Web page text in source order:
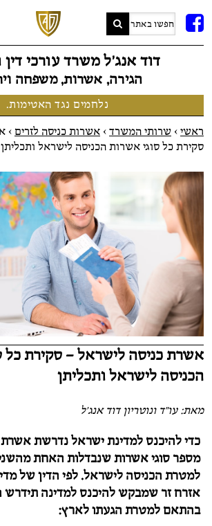
FB
דוד אנג׳ל משרד עורכי דין
הגירה, אשרות, משפחה
נלחמים נגד האטימות.
ראשי > שרותי המשרד > אשרות כניסה לזרים >
סקירת כל סוגי אשרות הכניסה לישראל ותכליתן
אשרת כניסה לישראל – סקירת כל
הכניסה לישראל ותכליתן
מאת: עו"ד ונוטריון דוד אנג'ל
כדי להיכנס למדינת ישראל נדרשת אשרת
מספר סוגי אשרות שנבדלות האחת
למטרת הכניסה לישראל. לפי הדין של
אזרח זר שמבקש להיכנס למדינה
בהתאם למטרת הגעתו לארץ: